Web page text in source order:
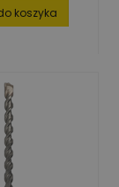
koszyka